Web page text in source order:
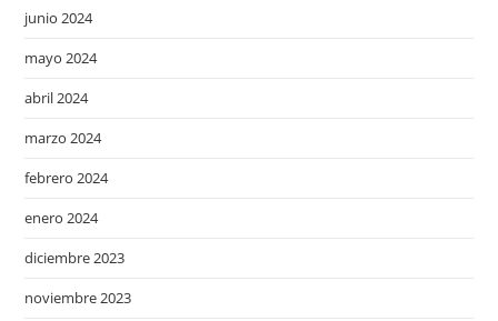
junio 2024
mayo 2024
abril 2024
marzo 2024
febrero 2024
enero 2024
diciembre 2023
noviembre 2023